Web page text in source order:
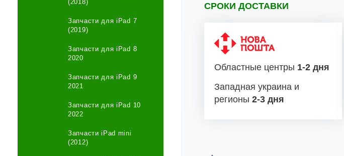
(2018)
Запчасти для iPad 7
(2019)
Запчасти для iPad 8
2020
Запчасти для iPad 9
2021
Запчасти для iPad 10
2022
Запчасти iPad mini
(2012)
СРОКИ ДОСТАВКИ
Областные центры 1-2 дня
Западная украина и
регионы 2-3 дня